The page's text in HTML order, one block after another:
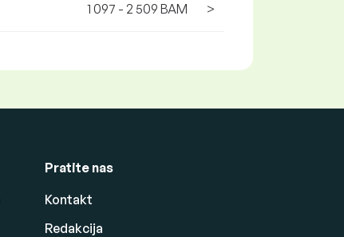
1 097 - 2 509 BAM >
Pratite nas
Kontakt
Redakcija